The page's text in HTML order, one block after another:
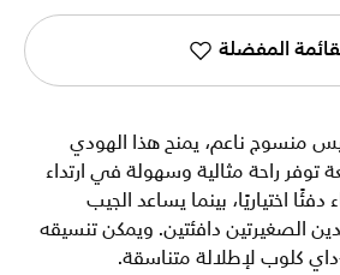
المفضلة
ناعم، يمنح هذا الهودي
راحة مثالية وسهولة في ارتداء
اختياريًا، بينما يساعد الجيب
الصغيرتين دافئتين. ويمكن تنسيقه
كلوب لإطلالة متناسقة.